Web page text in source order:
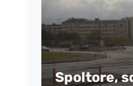
Spoltore,